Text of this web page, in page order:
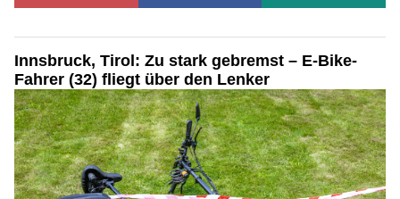
Innsbruck, Tirol: Zu stark gebremst – E-Bike-
Fahrer (32) fliegt über den Lenker